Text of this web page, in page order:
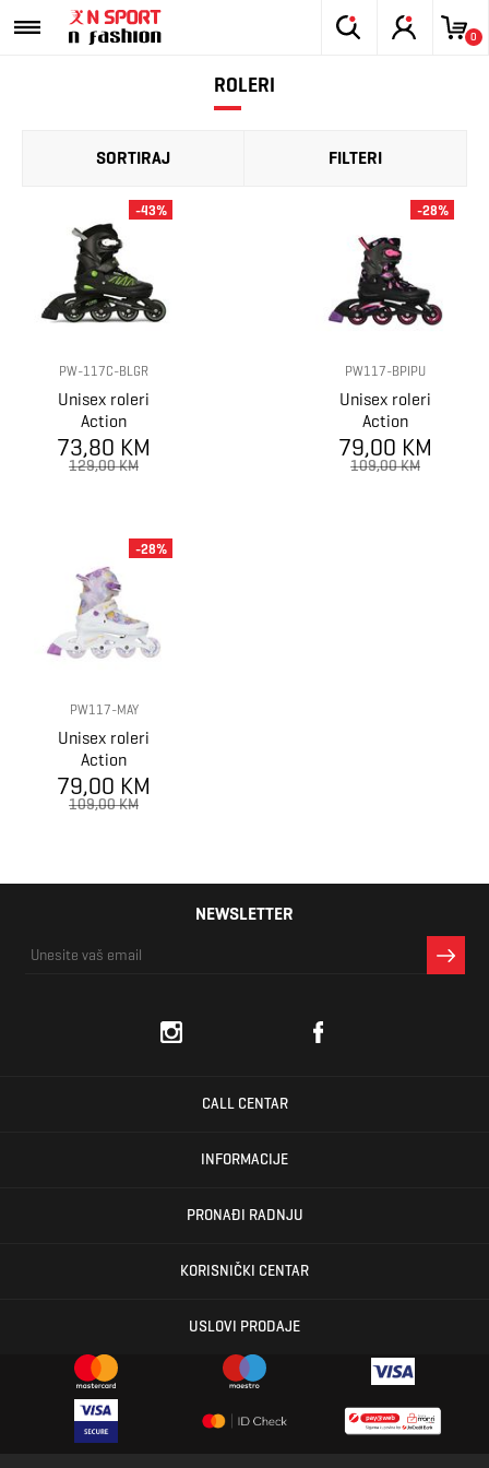
0
ROLERI
SORTIRAJ FILTERI
PW-117C-BLGR
Unisex roleri
Action
73,80 KM
129,00 KM
-43%
PW117-BPIPU
Unisex roleri
Action
79,00 KM
109,00 KM
-28%
PW117-MAY
Unisex roleri
Action
79,00 KM
109,00 KM
-28%
NEWSLETTER
CALL CENTAR
INFORMACIJE
PRONAĐI RADNJU
KORISNIČKI CENTAR
USLOVI PRODAJE